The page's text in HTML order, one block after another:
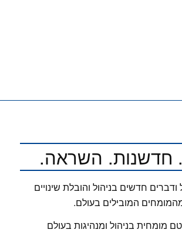
חדשנות. השראה.
ודברים חדשים בניהול והובלת שינויים
המובילים בעולם.
מומחית בניהול ומנהיגות בעולם